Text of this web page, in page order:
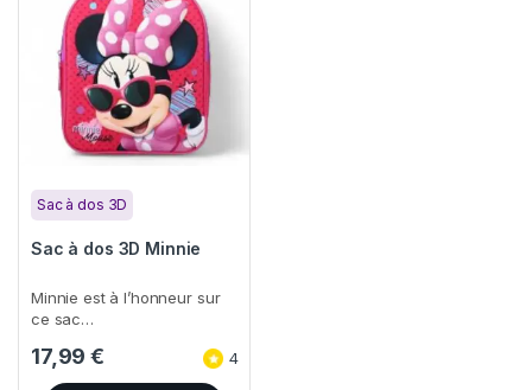
Sac à dos 3D
Sac à dos 3D Minnie
Minnie est à l’honneur sur
ce sac…
17,99€ 4